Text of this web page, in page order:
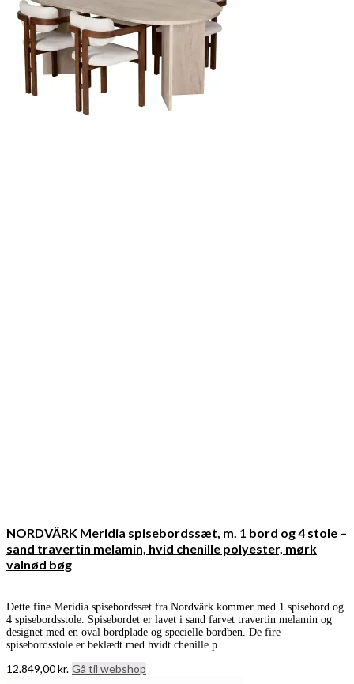
NORDVÄRK Meridia spisebordssæt, m. 1 bord og 4 stole –
sand travertin melamin, hvid chenille polyester, mørk
valnød bøg
Dette fine Meridia spisebordssæt fra Nordvärk kommer med 1 spisebord og
4 spisebordsstole. Spisebordet er lavet i sand farvet travertin melamin og
designet med en oval bordplade og specielle bordben. De fire
spisebordsstole er beklædt med hvidt chenille p
12.849,00kr. Gå til webshop